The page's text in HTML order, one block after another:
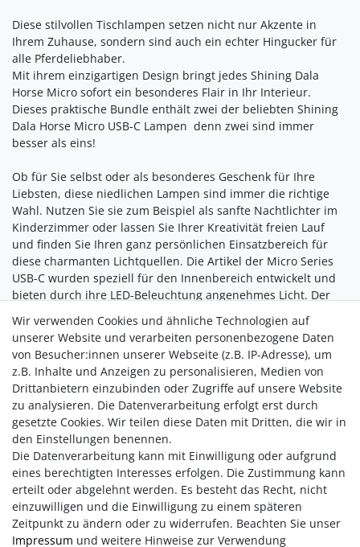
Diese stilvollen Tischlampen setzen nicht nur Akzente in
Ihrem Zuhause, sondern sind auch ein echter Hingucker für
alle Pferdeliebhaber.
Mit ihrem einzigartigen Design bringt jedes Shining Dala
Horse Micro sofort ein besonderes Flair in Ihr Interieur.
Dieses praktische Bundle enthält zwei der beliebten Shining
Dala Horse Micro USB-C Lampen  denn zwei sind immer
besser als eins!
Ob für Sie selbst oder als besonderes Geschenk für Ihre
Liebsten, diese niedlichen Lampen sind immer die richtige
Wahl. Nutzen Sie sie zum Beispiel als sanfte Nachtlichter im
Kinderzimmer oder lassen Sie Ihrer Kreativität freien Lauf
und finden Sie Ihren ganz persönlichen Einsatzbereich für
diese charmanten Lichtquellen. Die Artikel der Micro Series
USB-C wurden speziell für den Innenbereich entwickelt und
bieten durch ihre LED-Beleuchtung angenehmes Licht. Der
das im Lieferumfang enthaltene USB-C-Kabel vollständig
aufgeladen werden  und nach der Aufladung strahlen die
kleinen Leuchten bis zu fünf Stunden lang.
Verleihen Sie Ihrem Zuhause einen besonderen Touch mit
den Shining Dala Horse Micros  vielseitig einsetzbar und
immer ein schönes Highlight!
Wir verwenden Cookies und ähnliche Technologien auf
unserer Website und verarbeiten personenbezogene Daten
von Besucher:innen unserer Webseite (z.B. IP-Adresse), um
z.B. Inhalte und Anzeigen zu personalisieren, Medien von
Drittanbietern einzubinden oder Zugriffe auf unsere Website
zu analysieren. Die Datenverarbeitung erfolgt erst durch
gesetzte Cookies. Wir teilen diese Daten mit Dritten, die wir in
den Einstellungen benennen.
Die Datenverarbeitung kann mit Einwilligung oder aufgrund
eines berechtigten Interesses erfolgen. Die Zustimmung kann
erteilt oder abgelehnt werden. Es besteht das Recht, nicht
einzuwilligen und die Einwilligung zu einem späteren
Zeitpunkt zu ändern oder zu widerrufen. Beachten Sie unser
Impressum und weitere Hinweise zur Verwendung